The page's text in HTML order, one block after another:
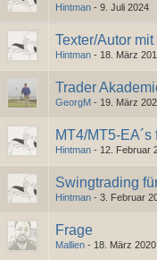
Hintman - 9. Juli 2024
Texter/Autor
Hintman - 18. März
Trader
GeorgM - 19. März
MT4/MT5-
Hintman - 12. Februar
Swingtrading
Hintman - 3. Februar
Frage
Mallien - 18. März 2020